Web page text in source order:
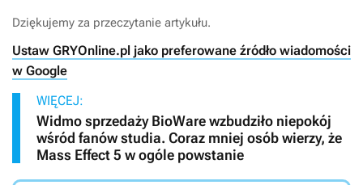
Dziękujemy za przeczytanie artykułu.
Ustaw GRYOnline.pl jako preferowane źródło wiadomości
w Google
WIĘCEJ:
Widmo sprzedaży BioWare wzbudziło niepokój
wśród fanów studia. Coraz mniej osób wierzy, że
Mass Effect 5 w ogóle powstanie